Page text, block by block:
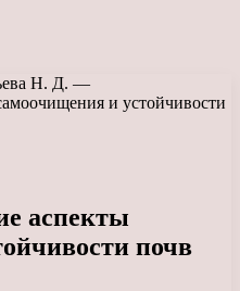
Н. Д. —
и устойчивости
аспекты
почв